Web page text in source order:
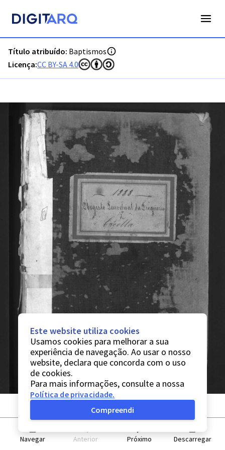
Título atribuído: Baptismos
Licença:CC BY-SA 4.0
Navegar Anterior Próximo Descarregar
Este website utiliza cookies
Usamos cookies para melhorar a sua
experiência de navegação. Ao usar o nosso
website, declara que concorda com o uso
de cookies.
Para mais informações, consulte a nossa
Política de privacidade.
Compreendi